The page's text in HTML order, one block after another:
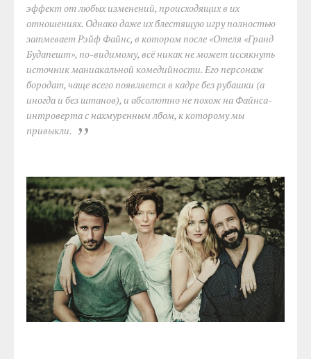
эффект от любых изменений, происходящих в их
отношениях. Однако даже их блестящую игру полностью
затмевает Рэйф Файнс, в котором после «Отеля «Гранд
Будапешт», по-видимому, всё никак не может иссякнуть
источник маниакальной комедийности. Его персонаж
бородат, чаще всего появляется в кадре без рубашки (а
иногда и без штанов), и абсолютно не похож на Файнса-
интроверта с нахмуренным лбом, к которому мы
привыкли.